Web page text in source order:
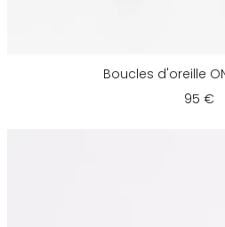
Boucles d'oreille
95 €